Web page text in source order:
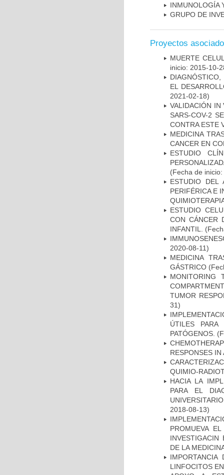
INMUNOLOGÍA
GRUPO DE
Proyectos
MUERTE
inicio: 2015-10-
EL
2021-02-18)
VALIDACIÓN IN
SARS-COV-2
CONTRA ESTE
MEDICINA
CANCER EN
ESTUDIO
(Fecha de
ESTUDIO DEL
PERIFÉRICA E
ESTUDIO
CON CÁNCER
INFANTIL.
2020-08-11)
MEDICINA
GÁSTRICO
MONITORING
TUMOR
31)
ÚTILES
PATÓGENOS.
RESPONSES IN
QUIMIO-
HACIA LA
PARA EL
2018-08-13)
PROMUEVA
INVESTIGACIN
DE LA
LINFOCITOS